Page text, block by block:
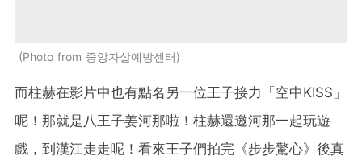
Photo from 중앙자살예방센터
而柱赫在影片中也有點名另一位王子接力「空中KISS」
呢！那就是八王子姜河那啦！柱赫還邀河那一起玩遊
戲，到漢江走走呢！看來王子們拍完《步步驚心》後真